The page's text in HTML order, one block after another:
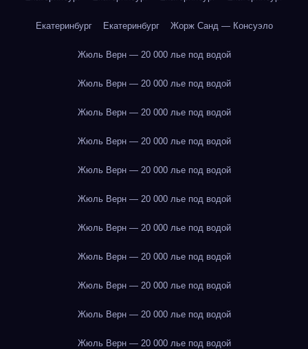
Екатеринбург Екатеринбург Жорж Санд — Консуэло
Жюль Верн — 20 000 лье под водой
Жюль Верн — 20 000 лье под водой
Жюль Верн — 20 000 лье под водой
Жюль Верн — 20 000 лье под водой
Жюль Верн — 20 000 лье под водой
Жюль Верн — 20 000 лье под водой
Жюль Верн — 20 000 лье под водой
Жюль Верн — 20 000 лье под водой
Жюль Верн — 20 000 лье под водой
Жюль Верн — 20 000 лье под водой
Жюль Верн — 20 000 лье под водой